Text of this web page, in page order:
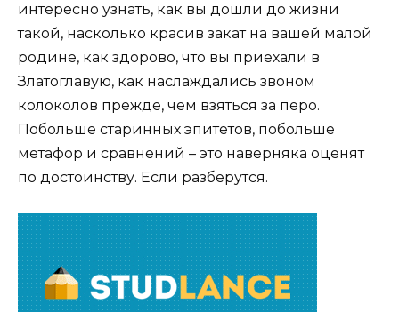
интересно узнать, как вы дошли до жизни
такой, насколько красив закат на вашей малой
родине, как здорово, что вы приехали в
Златоглавую, как наслаждались звоном
колоколов прежде, чем взяться за перо.
Побольше старинных эпитетов, побольше
метафор и сравнений – это наверняка оценят
по достоинству. Если разберутся.